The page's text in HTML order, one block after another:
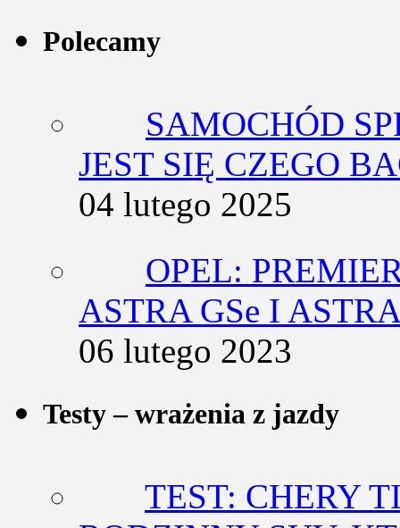
Polecamy
SAMOCHÓD
JEST SIĘ CZEGO
04 lutego 2025
OPEL:
ASTRA GSe I
06 lutego 2023
Testy – wrażenia z jazdy
TEST: CHERY